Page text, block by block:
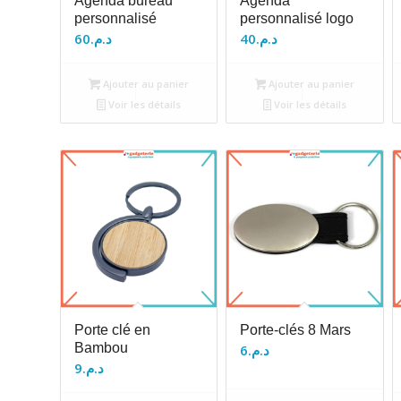
personnalisé
د.م.60
Ajouter au panier
Voir les détails
personnalisé logo
د.م.40
Ajouter au panier
Voir les détails
Porte clé en
Bambou
د.م.9
Porte-clés 8 Mars
د.م.6